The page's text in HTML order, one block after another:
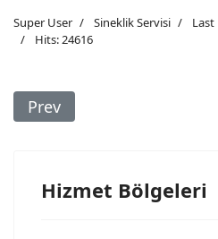
Super User Sineklik Servisi
Last
Hits: 24616
Previous Article: Islahiye
Prev
Hizmet Bölgeleri